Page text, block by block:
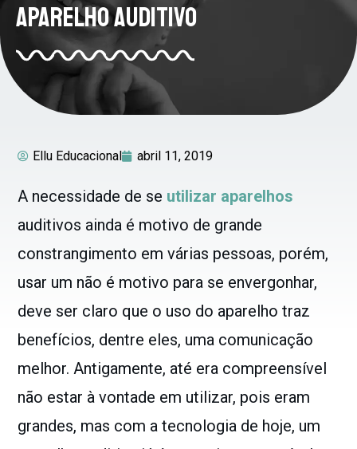
Aparelho Auditivo
Ellu Educacional abril 11, 2019
A necessidade de se utilizar aparelhos
auditivos ainda é motivo de grande
constrangimento em várias pessoas, porém,
usar um não é motivo para se envergonhar,
deve ser claro que o uso do aparelho traz
benefícios, dentre eles, uma comunicação
melhor. Antigamente, até era compreensível
não estar à vontade em utilizar, pois eram
grandes, mas com a tecnologia de hoje, um